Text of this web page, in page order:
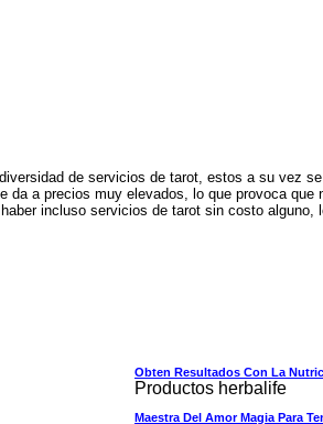
de servicios de tarot, estos a su vez
a precios muy elevados, lo que provoca
incluso servicios de tarot sin costo alguno,
Obten Resultados Con La
Productos herbalife
Maestra Del Amor Magia Para